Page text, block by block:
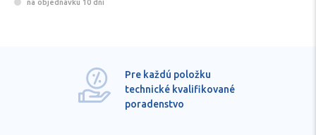
na objednávku 10 dní
Pre každú položku
technické kvalifikované
poradenstvo